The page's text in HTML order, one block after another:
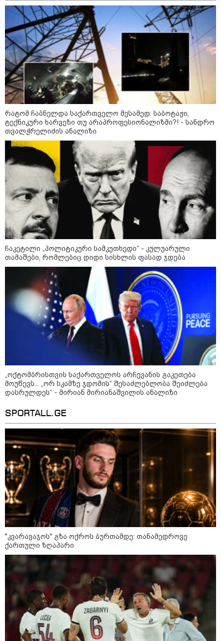
მიხაილ ფედოროვი აცხადებს, რომ
რუსეთის ტერიტორიაზე
სამიზნეების წინააღმდეგ Starlink-
ის გამოყენების საკითხზე ილონ
მასკთან მოლაპარაკებებს
აწარმოებს
2008 წლის რუსეთ-საქართველოს
ომიდან 18 წელი გავიდა
სამოქალაქო საზოგადოების
წარმომადგენლები 2008 წლის
რუსეთ-საქართველოს აგვისტოს
ომის 18 წლისთავთან
დაკავშირებით ერთობლივ
განცხადებას ავრცელებენ
ირაკლი მელაშვილი - როგორც კი
ოპოზიციამ რეგიონებში გასვლა
დაიწყო, „ოცნებამ“ რეგიონებზე
გადაიტანა სიმძიმის ცენტრი,
მდინარაძეს პოლიტიკური ფუნქცია
ექნება: არჩევნებისთვის
მოამზადოს საქართველო - მათი
ამოცანაა, მაქსიმალური
უზრუნველყოფა ოპოზიციის
დასაქსაქსად
საზოგადოება
21:03 / 05-08-2026
რამ გამოიწვია საქართველოს
ელექტროენერგეტიკული სისტემის სრული
გათიშვა - რას ამბობს სემეკ-ის წევრი
23:14 / 06-08-2026
სამოქალაქო საზოგადოების
წარმომადგენლები 2008 წლის
რუსეთ-საქართველოს აგვისტოს
დაკავშირებით ერთობლივ
განცხადებას ავრცელებენ
22:35 / 06-08-2026
"კიდევ ერთხელ მოვუწოდებ
საქართველოს მთავრობას, მისი
დაუყოვნებლივი და უპირობო
გათავისუფლებისკენ" - რას
წერს ეუთო-ს წარმომადგენელი
მზია ამაღლობელზე?
რატომ ჩაბნელდა საქართველო მესამედ: საბოტაჟი,
ტექნიკური ხარვეზი თუ არაპროფესიონალიზმი?! - სანდრო
თვალჭრელიძის ანალიზი
ჩაკეტილი „პოლიტიკური სამკუთხედი“ - კულუარული
თამაშები, რომლებიც დიდი სისხლის ფასად ჯდება
„ოქტომბრისთვის საქართველოს არჩევანის გაკეთება
მოუწევს... „ორ სკამზე ჯდომის“ შესაძლებლობა შეიძლება
დასრულდეს“ - მირიან მირიანაშვილის ანალიზი
SPORTALL.GE
"კვარავაჯოს" გზა ოქროს ბურთამდე: თანამედროვე
ქართული ზღაპარი